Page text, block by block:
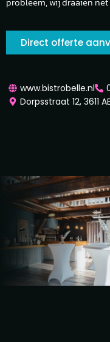
Direct offerte
www.bistrobelle.nl
Dorpsstraat 12, 3611